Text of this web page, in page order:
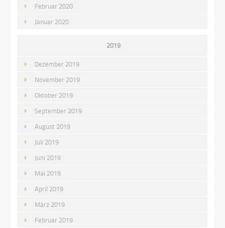
Februar 2020
Januar 2020
2019
Dezember 2019
November 2019
Oktober 2019
September 2019
August 2019
Juli 2019
Juni 2019
Mai 2019
April 2019
März 2019
Februar 2019